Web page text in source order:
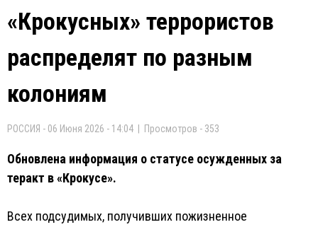
«Крокусных» террористов
распределят по разным
колониям
РОССИЯ - 06 Июня 2026 - 14:04 | Просмотров - 353
Обновлена информация о статусе осужденных за
теракт в «Крокусе».
Всех подсудимых, получивших пожизненное